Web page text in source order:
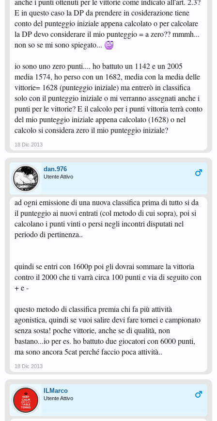
E in questo caso la DP da prendere in cosiderazione tiene
conto del punteggio iniziale appena calcolato o per calcolare
la DP devo considerare il mio punteggio = a zero?? mmmh...
non so se mi sono spiegato...
io sono uno zero punti.... ho battuto un 1142 e un 2005
media 1574, ho perso con un 1682, media con la media delle
vittorie= 1628 (punteggio iniziale) ma entrerò in classifica
solo con il punteggio iniziale o mi verranno assegnati anche i
punti per le vittorie? E il calcolo per i punti vittoria terrà conto
del mio punteggio iniziale appena calcolato (1628) o nel
calcolo si considera zero il mio punteggio iniziale?
18 Dic 2013
dan.976
Utente Attivo
ad ogni emissione di una nuova classifica prima di tutto si da
il punteggio ai nuovi entrati (col metodo di cui sopra), poi si
calcolano i punti vinti o persi negli incontri disputati nel
periodo di pertinenza..
quindi se entri con 1600p poi gli dovrai sommare la vittoria
contro il 2000 che ti varrà circa 100 punti e via di seguito con
+ e -
questo metodo di classifica premia chi fa più attività
agonistica, quindi se vuoi salire devi fare tornei e campionato
senza sosta! poche vittorie, anche se di qualità, non
bastano...io per es. ho battuto due giocatori con 6000 punti,
ma sono ancora 5cat perché faccio poca attività..
18 Dic 2013
ILMarco
Utente Attivo